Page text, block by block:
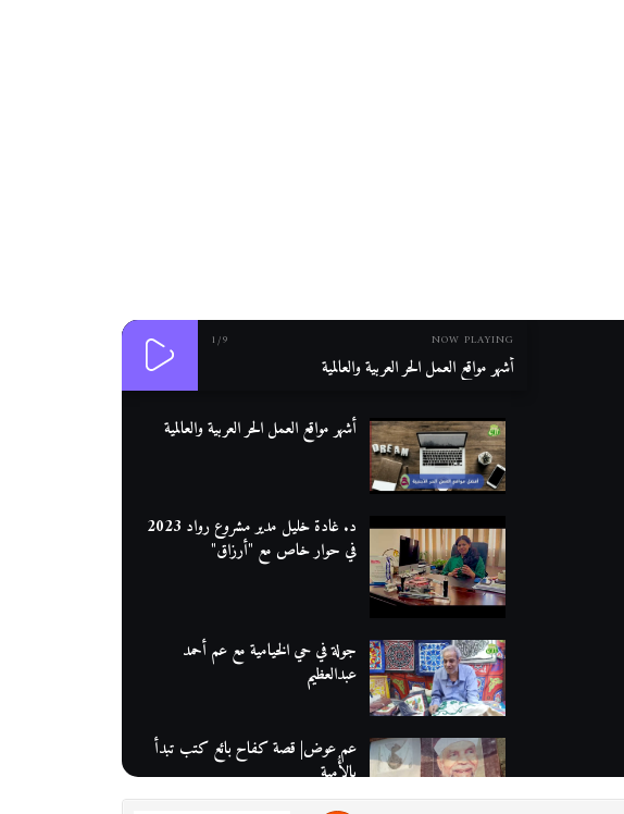
NOW PLAYING
1/9
أشهر مواقع العمل الحر العربية والعالمية
أشهر مواقع العمل الحر العربية والعالمية
د. غادة خليل مدير مشروع رواد 2023
في حوار خاص مع "أرزاق"
جولة في حي الخيامية مع عم أحمد
عبدالعظيم
عم عوض| قصة كفاح بائع كتب تبدأ
بالأُمية